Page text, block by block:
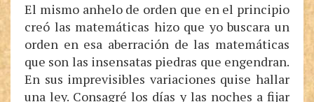
El mismo anhelo de orden que en el principio
creó las matemáticas hizo que yo buscara un
orden en esa aberración de las matemáticas
que son las insensatas piedras que engendran.
En sus imprevisibles variaciones quise hallar
una ley. Consagré los días y las noches a fijar